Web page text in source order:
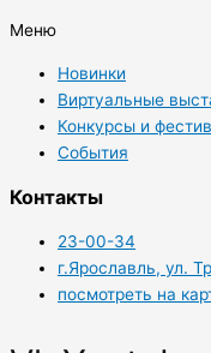
Меню
Новинки
Виртуальные
Конкурсы и
События
Контакты
23-00-34
г.Ярославль, ул.
посмотреть на